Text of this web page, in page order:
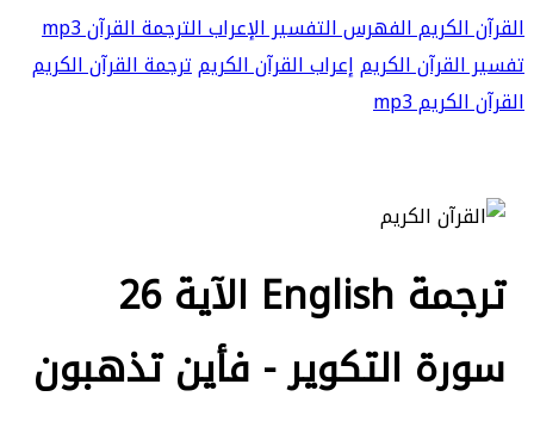
القرآن الكريمالفهرسالتفسيرالإعرابالترجمةالقرآن mp3
تفسير القرآن الكريمإعراب القرآن الكريمترجمة القرآن الكريم
القرآن الكريم mp3
ترجمة English الآية 26
سورة التكوير - فأين تذهبون